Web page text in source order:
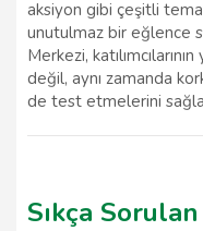
aksiyon gibi çeşitli
unutulmaz bir eğlence
Merkezi,
değil, aynı zamanda
de test etmelerini
Sıkça